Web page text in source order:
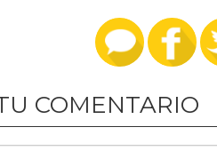
COMENTARIO